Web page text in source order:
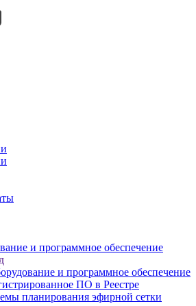
и программное обеспечение
и программное обеспечение
ПО в Реестре
планирования эфирной сетки